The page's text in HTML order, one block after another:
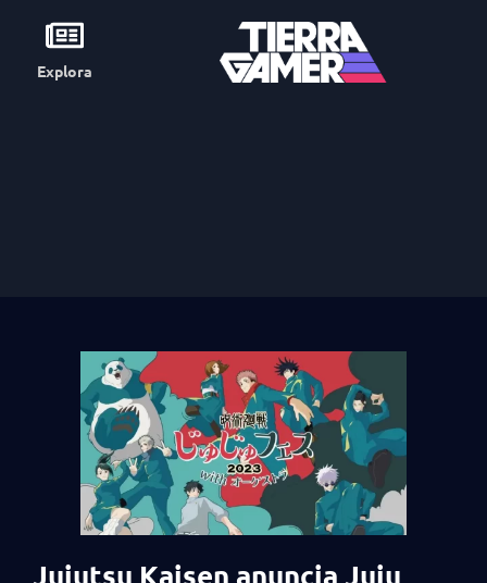
Explora
Jujutsu Kaisen anuncia Juju